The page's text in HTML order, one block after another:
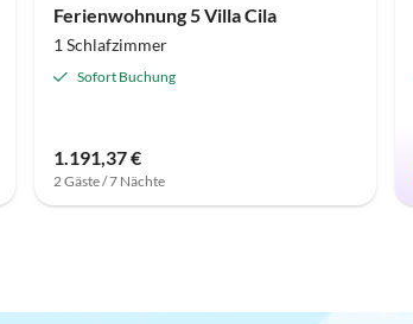
Ferienwohnung 5 Villa Cila
1 Schlafzimmer
Sofort Buchung
1.191,37 €
2 Gäste / 7 Nächte